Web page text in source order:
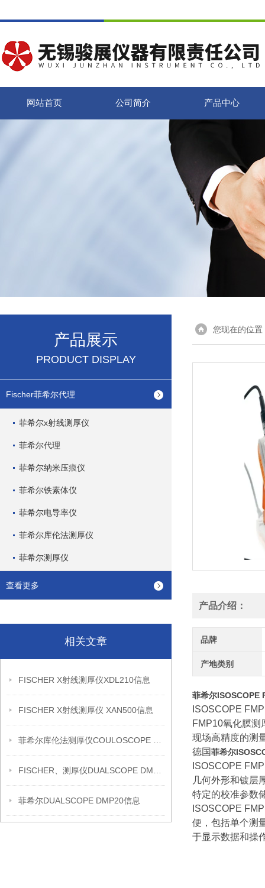
网站首页 公司简介 产品中心
产品展示
PRODUCT DISPLAY
Fischer菲希尔代理
菲希尔x射线测厚仪
菲希尔代理
菲希尔纳米压痕仪
菲希尔铁素体仪
菲希尔电导率仪
菲希尔库伦法测厚仪
菲希尔测厚仪
查看更多
相关文章
FISCHER X射线测厚仪XDL210信息
FISCHER X射线测厚仪 XAN500信息
菲希尔DUALSCOPE DMP20信息
您现在的位置
产品介绍：
品牌
产地类别
菲希尔ISOSCOPE
ISOSCOPE
FMP10氧化膜测
现场高精度的测
德国菲希尔
ISOSCOPE
几何外形和镀层
特定的校准参数
ISOSCOPE
便，包括单个测
于显示数据和操